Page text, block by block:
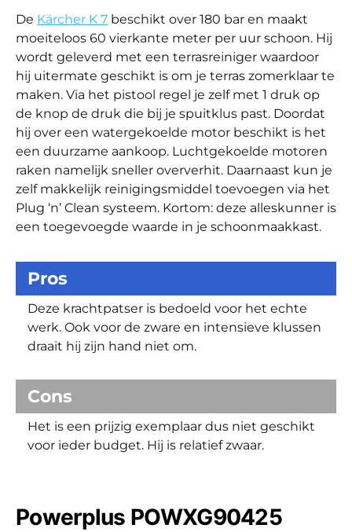
De Kärcher K 7 beschikt over 180 bar en maakt
moeiteloos 60 vierkante meter per uur schoon. Hij
wordt geleverd met een terrasreiniger waardoor
hij uitermate geschikt is om je terras zomerklaar te
maken. Via het pistool regel je zelf met 1 druk op
de knop de druk die bij je spuitklus past. Doordat
hij over een watergekoelde motor beschikt is het
een duurzame aankoop. Luchtgekoelde motoren
raken namelijk sneller oververhit. Daarnaast kun je
zelf makkelijk reinigingsmiddel toevoegen via het
Plug ‘n’ Clean systeem. Kortom: deze alleskunner is
een toegevoegde waarde in je schoonmaakkast.
Pros
Deze krachtpatser is bedoeld voor het echte
werk. Ook voor de zware en intensieve klussen
draait hij zijn hand niet om.
Cons
Het is een prijzig exemplaar dus niet geschikt
voor ieder budget. Hij is relatief zwaar.
Powerplus POWXG90425